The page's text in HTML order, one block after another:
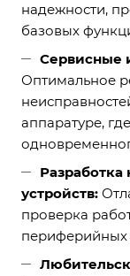
надежности,
базовых
Сервисные
Оптимальное
аппаратуре,
устройств:
проверка
периферийных